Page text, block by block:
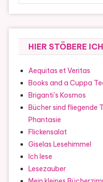
HIER STÖBERE
Aequitas et Veritas
Books and a Cuppa
Briganti's Kosmos
Bücher sind fliegende
Phantasie
Flickensalat
Giselas Lesehimmel
Ich lese
Lesezauber